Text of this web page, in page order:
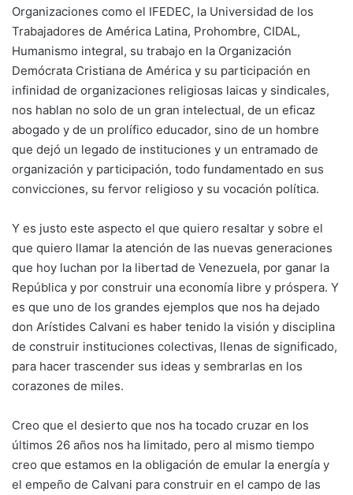
Organizaciones como el IFEDEC, la Universidad de los
Trabajadores de América Latina, Prohombre, CIDAL,
Humanismo integral, su trabajo en la Organización
Demócrata Cristiana de América y su participación en
infinidad de organizaciones religiosas laicas y sindicales,
nos hablan no solo de un gran intelectual, de un eficaz
abogado y de un prolífico educador, sino de un hombre
que dejó un legado de instituciones y un entramado de
organización y participación, todo fundamentado en sus
convicciones, su fervor religioso y su vocación política.
Y es justo este aspecto el que quiero resaltar y sobre el
que quiero llamar la atención de las nuevas generaciones
que hoy luchan por la libertad de Venezuela, por ganar la
República y por construir una economía libre y próspera. Y
es que uno de los grandes ejemplos que nos ha dejado
don Arístides Calvani es haber tenido la visión y disciplina
de construir instituciones colectivas, llenas de significado,
para hacer trascender sus ideas y sembrarlas en los
corazones de miles.
Creo que el desierto que nos ha tocado cruzar en los
últimos 26 años nos ha limitado, pero al mismo tiempo
creo que estamos en la obligación de emular la energía y
el empeño de Calvani para construir en el campo de las